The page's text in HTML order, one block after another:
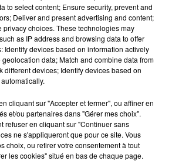
Duel - Gagnez vos entrées
l'un des zoos de nos
!
séjour en famille au cœur
la...
to select content; Ensure security, prevent and
Deliver and present advertising and content;
privacy choices. These technologies may
as IP address and browsing data to offer
Identify devices based on information actively
data; Match and combine data from
different devices; Identify devices based on
cliquant sur "Accepter et fermer", ou affiner en
et/ou partenaires dans "Gérer mes choix".
refuser en cliquant sur "Continuer sans
ne s'appliqueront que pour ce site. Vous
choix, ou retirer votre consentement à tout
les cookies" situé en bas de chaque page.